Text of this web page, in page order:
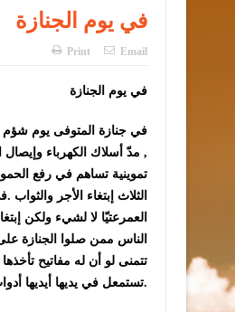
الملك يتلقى
في يوم الجنازة
Print Email
في يوم الجنازة
في جنازة المتوفى يوم شؤم
, مدّ أسلاك الكهرباء وإيصال
تموينية تساهم في رفع
الثلاث إبتغاء الأجر
العمرعتيّا لا لشيء ولكن
الناس ممن صلوا الجنازة
تتمنى لو أن له مفاتيح
تستمعل في يديها أيديها أدوات الحفر “الفاس” “والمجرفة” لفتح أبواب هذا البيت لا لشيء ولكن إبتغاء الأجر والثواب.